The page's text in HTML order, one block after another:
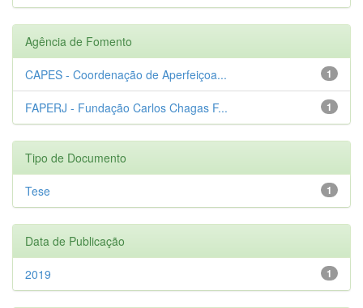
Agência de Fomento
1
CAPES - Coordenação de Aperfeiçoa...
1
FAPERJ - Fundação Carlos Chagas F...
Tipo de Documento
1
Tese
Data de Publicação
1
2019